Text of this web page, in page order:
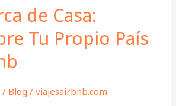
de Casa:
Tu Propio País
/ Blog /viajesairbnb.com